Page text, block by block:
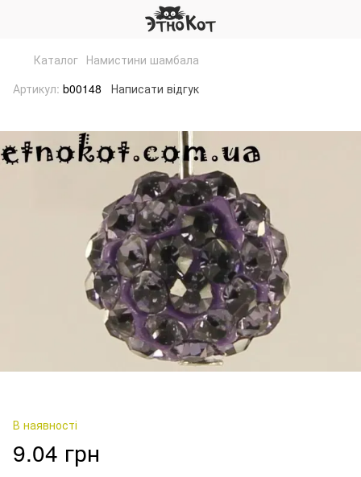
Каталог Намистини шамбала
Артикул: b00148 Написати відгук
В наявності
9.04 грн